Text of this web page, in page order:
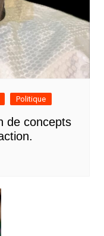
Politique
de concepts